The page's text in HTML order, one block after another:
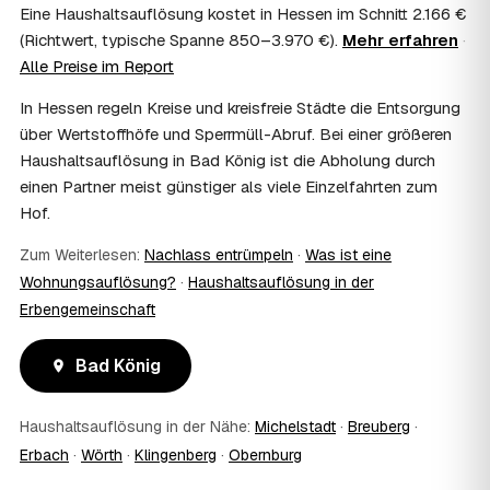
Erbschaftsteuer mindern, bei vermieteten Objekten teils
als Werbungskosten. Sie erhalten eine ordentliche
Rechnung als Beleg. Verbindlich klärt das Ihr
08 Muss ich als Erbe in Bad König vor Ort
anwesend sein?
Nein, Sie müssen nicht durchgängig anwesend sein. Viele
Erben übergeben in Bad König nur die Schlüssel und
lassen sich per Fotos auf dem Laufenden halten. Eine
genügt meist.
09 Bekomme ich einen Entsorgungsnachweis?
Ja. Sie erhalten auf Wunsch einen Entsorgungs- bzw.
So ist dokumentiert, dass der Hausstand in Bad König
umweltgerecht und rechtssicher entsorgt wurde.
Oft schon innerhalb weniger Tage, in vielen Regionen
rund um Bad König auch kurzfristig. Den konkreten Termin
Eine Haushaltsauflösung kostet in Hessen im Schnitt 2.166 €
(Richtwert, typische Spanne 850–3.970 €). Mehr erfahren ·
Alle Preise im Report
In Hessen regeln Kreise und kreisfreie Städte die Entsorgung
über Wertstoffhöfe und Sperrmüll-Abruf. Bei einer größeren
Haushaltsauflösung in Bad König ist die Abholung durch
einen Partner meist günstiger als viele Einzelfahrten zum
Hof.
Zum Weiterlesen: Nachlass entrümpeln · Was ist eine
Wohnungsauflösung? · Haushaltsauflösung in der
Erbengemeinschaft
Bad König
Haushaltsauflösung in der Nähe: Michelstadt · Breuberg ·
Erbach · Wörth · Klingenberg · Obernburg